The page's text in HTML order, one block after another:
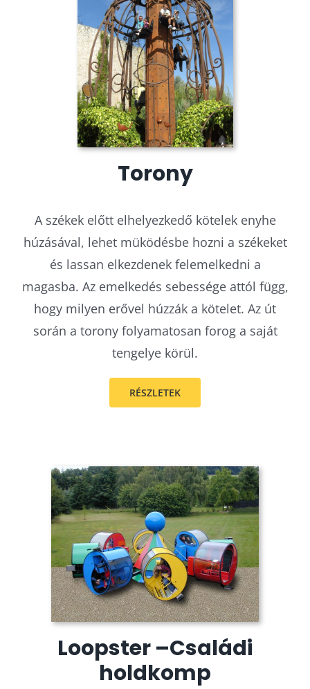
Torony
A székek előtt elhelyezkedő kötelek enyhe
húzásával, lehet müködésbe hozni a székeket
és lassan elkezdenek felemelkedni a
magasba. Az emelkedés sebessége attól függ,
hogy milyen erővel húzzák a kötelet. Az út
során a torony folyamatosan forog a saját
tengelye körül.
RÉSZLETEK
Loopster –Családi
holdkomp